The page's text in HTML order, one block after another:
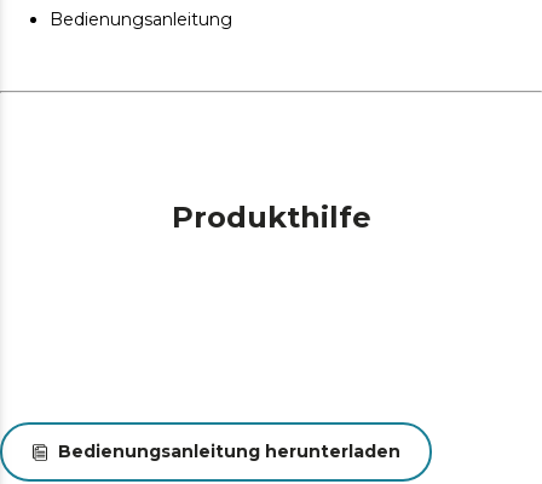
Bedienungsanleitung
Produkthilfe
Bedienungsanleitung herunterladen